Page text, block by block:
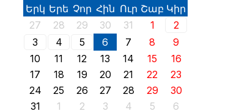
Երկ Երե Չոր Հին Ուր Շաբ Կիր
27
28 29 30 31 1
2
3
4 5 6 7 8
9
10
11 12 13 14 15
16
17
18 19 20 21 22
23
24
25 26 27 28 29
30
31
1 2 3 4 5 6